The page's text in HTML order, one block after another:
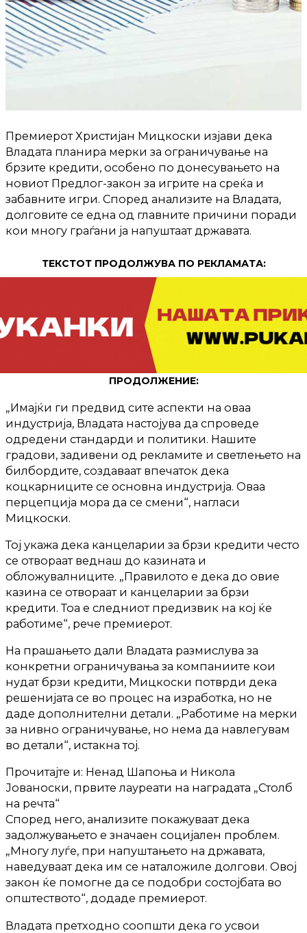
Премиерот Христијан Мицкоски изјави дека
Владата планира мерки за ограничување на
брзите кредити, особено по донесувањето на
новиот Предлог-закон за игрите на среќа и
забавните игри. Според анализите на Владата,
долговите се една од главните причини поради
кои многу граѓани ја напуштаат државата.
ТЕКСТОТ ПРОДОЛЖУВА ПО РЕКЛАМАТА:
ПРОДОЛЖЕНИЕ:
„Имајќи ги предвид сите аспекти на оваа
индустрија, Владата настојува да спроведе
одредени стандарди и политики. Нашите
градови, задивени од рекламите и светлењето на
билбордите, создаваат впечаток дека
коцкарниците се основна индустрија. Оваа
перцепција мора да се смени“, нагласи
Мицкоски.
Тој укажа дека канцеларии за брзи кредити често
се отвораат веднаш до казината и
обложувалниците. „Правилото е дека до овие
казина се отвораат и канцеларии за брзи
кредити. Тоа е следниот предизвик на кој ќе
работиме“, рече премиерот.
На прашањето дали Владата размислува за
конкретни ограничувања за компаниите кои
нудат брзи кредити, Мицкоски потврди дека
решенијата се во процес на изработка, но не
даде дополнителни детали. „Работиме на мерки
за нивно ограничување, но нема да навлегувам
во детали“, истакна тој.
Прочитајте и: Ненад Шапоња и Никола
Јованоски, првите лауреати на наградата „Столб
на речта“
Според него, анализите покажуваат дека
задолжувањето е значаен социјален проблем.
„Многу луѓе, при напуштањето на државата,
наведуваат дека им се наталожиле долгови. Овој
закон ќе помогне да се подобри состојбата во
општеството“, додаде премиерот.
Владата претходно соопшти дека го усвои